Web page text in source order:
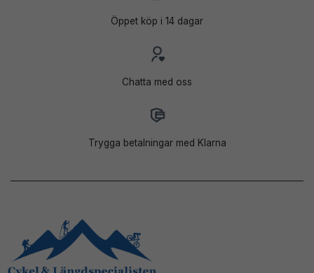
Öppet köp i 14 dagar
Chatta med oss
Trygga betalningar med Klarna